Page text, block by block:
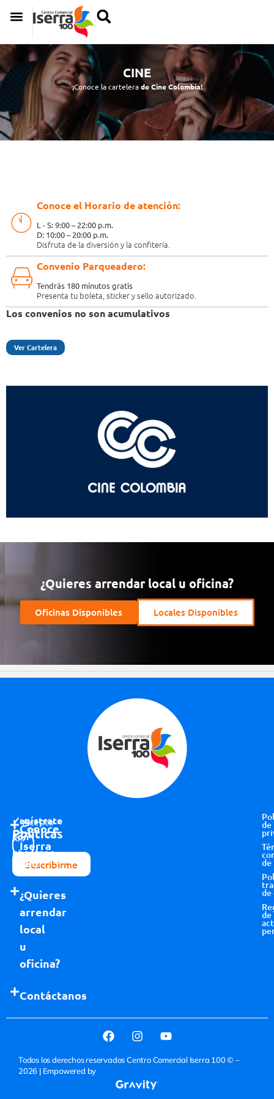
CINE
¡Conoce la cartelerade Cine Colombia!
Conoce el Horario de atención:
L - S: 9:00 – 22:00 p.m.
D: 10:00 – 20:00 p.m.
Disfruta de la diversión y la confitería.
Convenio Parqueadero:
Tendrás 180 minutos gratis
Presenta tu boleta, sticker y sello autorizado.
Los convenios no son acumulativos
Ver Cartelera
¿Quieres arrendar local u oficina?
Oficinas Disponibles Locales Disponibles
Regístrate
con
nosotros
Acepto
los
términos y
condiciones
Suscribirme
Conoce
Iserra
100
¿Quieres
arrendar
local
u
oficina?
Contáctanos
Políticas
de
de
de
de
Todos los derechos reservados Centro Comercial Iserra 100 © –
2026 | Empowered by